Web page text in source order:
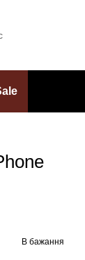
В бажання